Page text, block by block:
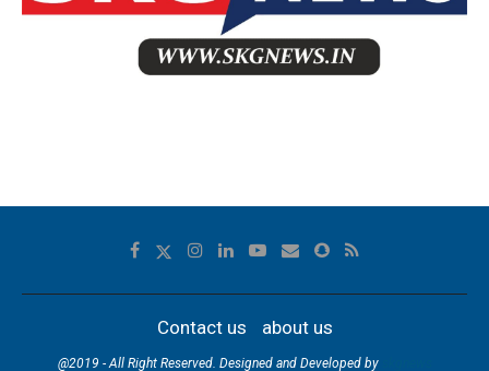
Contact us about us
@2019 - All Right Reserved. Designed and Developed by